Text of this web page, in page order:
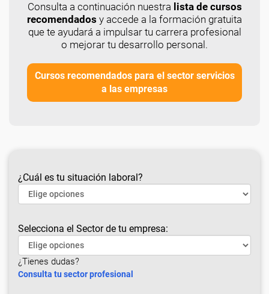
Consulta a continuación nuestra lista de cursos
recomendados y accede a la formación gratuita
que te ayudará a impulsar tu carrera profesional
o mejorar tu desarrollo personal.
Cursos recomendados para el sector servicios
a las empresas
¿Cuál es tu situación laboral?
Selecciona el Sector de tu empresa:
¿Tienes dudas?
Consulta tu sector profesional